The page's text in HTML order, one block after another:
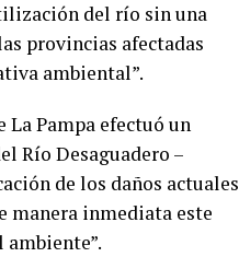
del río sin una
provincias afectadas
ambiental”.
Pampa efectuó un
Río Desaguadero –
de los daños actuales
manera inmediata este